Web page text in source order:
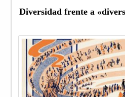
Diversidad frente a